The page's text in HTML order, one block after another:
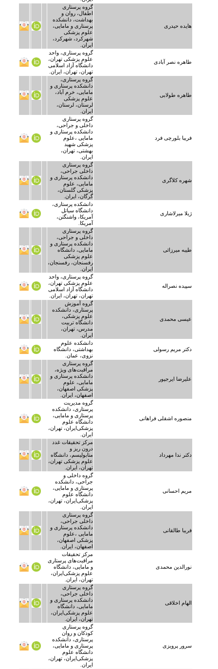
هایده حیدری
گروه پرستاری
اطفال، روان و
بهداشت، دانشکده
پرستاری و مامایی،
علوم پزشکی
شهرکرد، شهرکرد،
ایران.
طاهره نصر آبادی
گروه پرستاری، واحد
علوم پزشکی تهران،
دانشگاه آزاد اسلامی
تهران، تهران، ایران.
طاهره طولابی
گروه پرستاری،
دانشکده پرستاری و
مامایی، خرم آباد،
علوم پزشکی
لرستان، لرستان،
ایران.
فریبا بلورچی فرد
گروه پرستاری
داخلی و جراحی،
دانشکده پرستاری و
مامایی ،علوم
پزشکی شهید
بهشتی، تهران،
ایران.
شهره کلاگری
گروه پرستاری
داخلی جراحی،
دانشکده پرستاری و
مامایی، علوم
پزشکی گلستان،
گرگان، ایران.
ژیلا میرلاشاری
دانشکده پرستاری،
دانشگاه سیاتل
آمریکا، واشنگتن،
آمریکا.
طیبه میرزائی
گروه پرستاری
داخلی و جراحی،
دانشکده پرستاری و
مامایی، دانشگاه
علوم پزشکی
رفسنجان، رفسنجان،
ایران.
سپیده نصراله
گروه پرستاری، واحد
علوم پزشکی تهران،
دانشگاه آزاد اسلامی
تهران، تهران، ایران.
عیسی محمدی
گروه آموزش
پرستاری، دانشکده
علوم پزشکی،
دانشگاه تربیت
مدرس، تهران،
ایران.
دکتر مریم رسولی
دانشکده علوم
بهداشتی، دانشگاه
نزوی، عمان.
علیرضا ایرجپور
گروه پرستاری
مراقبت‌های ویژه،
دانشکده پرستاری و
مامایی، علوم
پزشکی اصفهان،
اصفهان، ایران.
منصوره اشقلی فراهانی
گروه مدیریت
پرستاری، دانشکده
پرستاری و مامایی،
دانشگاه علوم
پزشکی‌ایران، تهران،
ایران.
دکتر ندا مهرداد
مرکز تحقیقات غدد
درون ریز و
متابولیسم، دانشگاه
علوم پزشکی تهران،
تهران، ایران.
مریم احسانی
گروه داخلی و
جراحی، دانشکده
پرستاری و مامایی،
دانشگاه علوم
پزشکی‌ایران، تهران،
ایران.
فریبا طالقانی
گروه پرستاری
داخلی جراحی،
دانشکده پرستاری و
مامایی ،علوم
پزشکی اصفهان،
اصفهان، ایران.
نورالدین محمدی
مرکز تحقیقات
مراقبت‌های پرستاری
و مامایی، دانشگاه
علوم پزشکی‌ایران،
تهران، ایران.
الهام اخلاقی
گروه پرستاری
داخلی جراحی،
دانشکده پرستاری و
مامایی، دانشگاه
علوم پزشکی‌ایران،
تهران، ایران.
سرور پرویزی
گروه پرستاری
کودکان و روان
پرستاری، دانشکده
پرستاری و مامایی،
دانشگاه علوم
پزشکی‌ایران، تهران،
ایران.